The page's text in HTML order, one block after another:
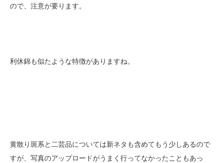
ので、注意が要ります。
利休錦も似たような特徴がありますね。
黄散り斑系と二芸品については新ネタも含めてもう少しあるので
すが、写真のアップロードがうまく行ってなかったこともあっ